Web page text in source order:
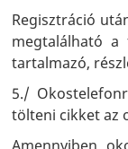
Regisztráció
megtalálható a
tartalmazó,
5./
tölteni cikket az